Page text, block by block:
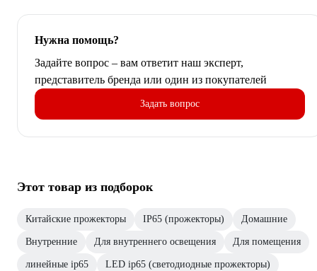
Нужна помощь?
Задайте вопрос – вам ответит наш эксперт,
представитель бренда или один из покупателей
Задать вопрос
Этот товар из подборок
Китайские прожекторы IP65 (прожекторы) Домашние
Внутренние Для внутреннего освещения Для помещения
линейные ip65 LED ip65 (светодиодные прожекторы)